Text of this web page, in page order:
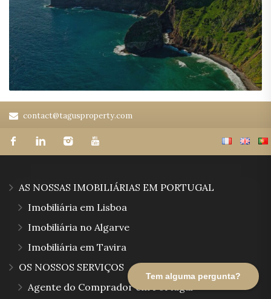
Tem alguma pergunta?
contact@tagusproperty.com
AS NOSSAS IMOBILIÁRIAS EM PORTUGAL
Imobiliária em Lisboa
Imobiliária no Algarve
Imobiliária em Tavira
OS NOSSOS SERVIÇOS
Agente do Comprador em Portugal